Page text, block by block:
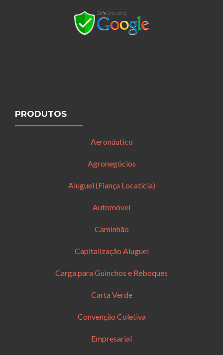
PRODUTOS
Aeronáutico
Agronegócios
Aluguel (Fiança Locatícia)
Automóvel
Caminhão
Capitalização Aluguel
Carga para Guinchos e Reboques
Carta Verde
Convenção Coletiva
Empresarial